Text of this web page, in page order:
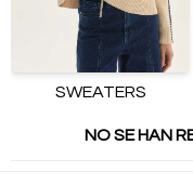
SWEATERS
NO SE HAN